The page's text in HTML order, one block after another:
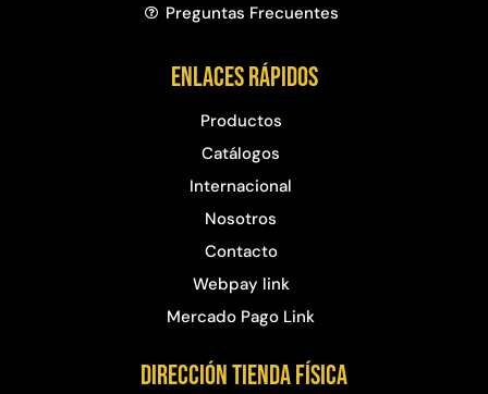
Preguntas Frecuentes​
Enlaces rápidos
Productos
Catálogos
Internacional
Nosotros
Contacto
Webpay link
Mercado Pago Link
Dirección Tienda física